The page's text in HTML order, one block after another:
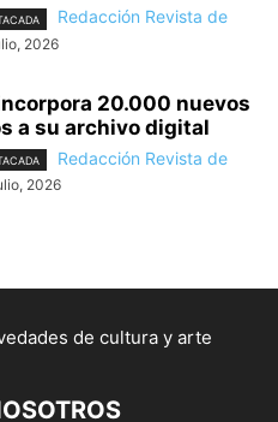
Redacción Revista de
2026
incorpora 20.000 nuevos
a su archivo digital
Redacción Revista de
2026